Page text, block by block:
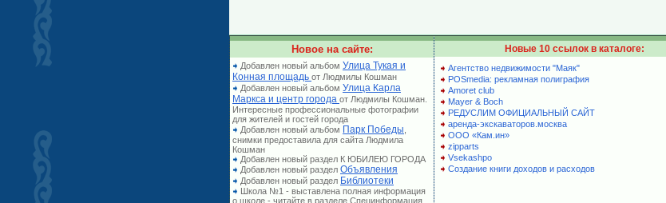
Новое на сайте:
Добавлен новый альбом Улица Тукая и
Конная площадь от Людмилы Кошман
Добавлен новый альбом Улица Карла
Маркса и центр города от Людмилы Кошман.
Интересные профессиональные фотографии
для жителей и гостей города
Добавлен новый альбом Парк Победы
снимки предоставила для сайта Людмила
Кошман
Добавлен новый раздел К ЮБИЛЕЮ ГОРОДА
Добавлен новый раздел Объявления
Добавлен новый раздел Библиотеки
Школа №1 - выставлена полная информация
о школе - читайте в разделе Специнформация
Новые 10 ссылок в каталоге:
Агентство недвижимости "Маяк"
POSmedia: рекламная полиграфия
Amoret club
Mayer & Boch
РЕДУСЛИМ ОФИЦИАЛЬНЫЙ САЙТ
аренда-экскаваторов.москва
ООО «Кам.ин»
zipparts
Vsekashpo
Создание книги доходов и расходов